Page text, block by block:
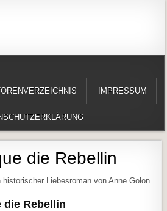
IMPRESSUM
die Rebellin
Liebesroman von Anne Golon.
die Rebellin